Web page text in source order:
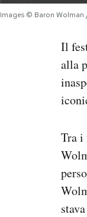
Images © Baron Wolman
Il
alla
Tra i